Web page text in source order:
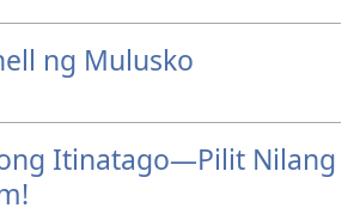
ng Mulusko
Itinatago—Pilit Nilang